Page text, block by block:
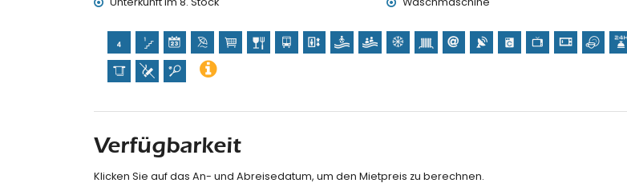
Verfügbarkeit
Klicken Sie auf das An- und Abreisedatum, um den Mietpreis zu berechnen.